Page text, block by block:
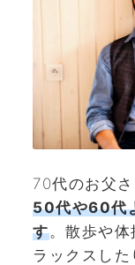
70代のお父
50代や60代
す。散歩や体
ラックスし